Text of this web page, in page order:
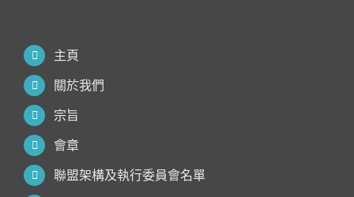
主頁
關於我們
宗旨
會章
聯盟架構及執行委員會名單